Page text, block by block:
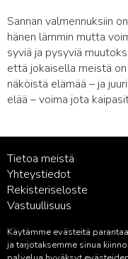
Sannan valmennuksiin
hänen lämmin mutta
syviä ja pysyviä
että jokaisella meistä
näköistä elämää – ja
elää – voima jota
Tietoa meistä
Yhteystiedot
Rekisteriseloste
Vastuullisuus
Kustantamon
Käytämme evästeitä
ja tarjotaksemme sinua